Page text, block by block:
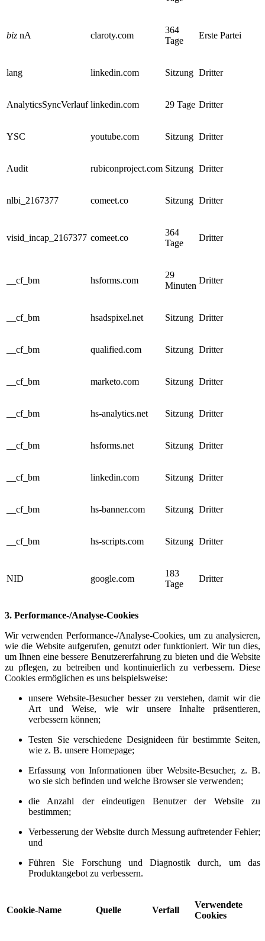
biz nA claroty.com
364
Tage
Erste Partei
lang linkedin.com Sitzung Dritter
AnalyticsSyncVerlauf linkedin.com 29 Tage Dritter
YSC youtube.com Sitzung Dritter
Audit rubiconproject.com Sitzung Dritter
nlbi_2167377 comeet.co Sitzung Dritter
visid_incap_2167377 comeet.co
364
Tage
Dritter
__cf_bm hsforms.com
29
Minuten
Dritter
__cf_bm hsadspixel.net Sitzung Dritter
__cf_bm qualified.com Sitzung Dritter
__cf_bm marketo.com Sitzung Dritter
__cf_bm hs-analytics.net Sitzung Dritter
__cf_bm hsforms.net Sitzung Dritter
__cf_bm linkedin.com Sitzung Dritter
__cf_bm hs-banner.com Sitzung Dritter
__cf_bm hs-scripts.com Sitzung Dritter
NID google.com
183
Tage
Dritter
3. Performance-/Analyse-Cookies
Wir verwenden Performance-/Analyse-Cookies, um zu analysieren,
wie die Website aufgerufen, genutzt oder funktioniert. Wir tun dies,
um Ihnen eine bessere Benutzererfahrung zu bieten und die Website
zu pflegen, zu betreiben und kontinuierlich zu verbessern. Diese
Cookies ermöglichen es uns beispielsweise:
unsere Website-Besucher besser zu verstehen, damit wir die
Art und Weise, wie wir unsere Inhalte präsentieren,
verbessern können;
Testen Sie verschiedene Designideen für bestimmte Seiten,
wie z. B. unsere Homepage;
Erfassung von Informationen über Website-Besucher, z. B.
wo sie sich befinden und welche Browser sie verwenden;
die Anzahl der eindeutigen Benutzer der Website zu
bestimmen;
Verbesserung der Website durch Messung auftretender Fehler;
und
Führen Sie Forschung und Diagnostik durch, um das
Produktangebot zu verbessern.
Cookie-Name Quelle Verfall
Verwendete
Cookies